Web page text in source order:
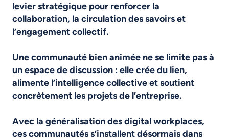
levier stratégique pour renforcer la
collaboration, la circulation des savoirs et
l’engagement collectif.
Une communauté bien animée ne se limite pas à
un espace de discussion : elle crée du lien,
alimente l’intelligence collective et soutient
concrètement les projets de l’entreprise.
Avec la généralisation des digital workplaces,
ces communautés s’installent désormais dans